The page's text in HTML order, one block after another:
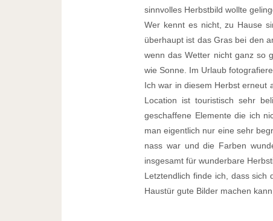
sinnvolles Herbstbild wollte
Wer kennt es nicht, zu Hause
überhaupt ist das Gras bei den
wenn das Wetter nicht ganz so
wie Sonne. Im Urlaub
Ich war in diesem Herbst erneut
Location ist touristisch sehr
geschaffene Elemente die ich
man eigentlich nur eine sehr
nass war und die Farben
insgesamt für wunderbare
Letztendlich finde ich, dass sich
Haustür gute Bilder machen